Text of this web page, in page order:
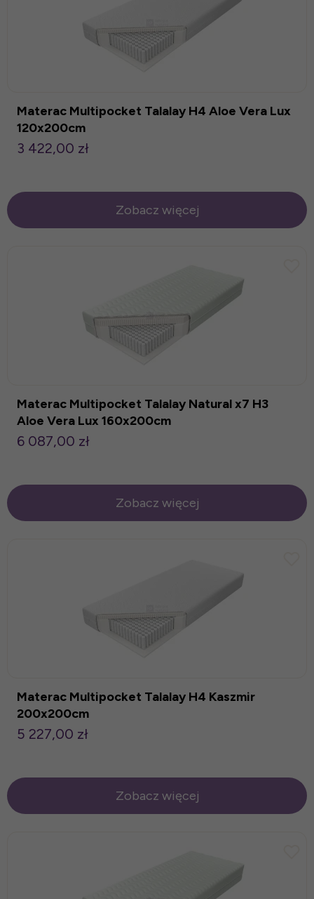
Materac Multipocket Talalay H4 Aloe Vera Lux
120x200cm
3 422,00 zł
Zobacz więcej
Materac Multipocket Talalay Natural x7 H3
Aloe Vera Lux 160x200cm
6 087,00 zł
Zobacz więcej
Materac Multipocket Talalay H4 Kaszmir
200x200cm
5 227,00 zł
Zobacz więcej